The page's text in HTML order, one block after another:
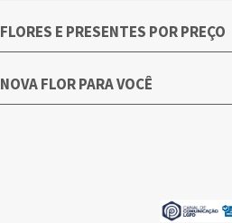
FLORES E PRESENTES POR PREÇO
NOVA FLOR PARA VOCÊ